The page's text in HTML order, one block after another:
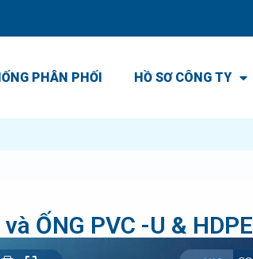
PHÂN PHỐI HỒ SƠ CÔNG TY
ỐNG PVC -U & HDPE